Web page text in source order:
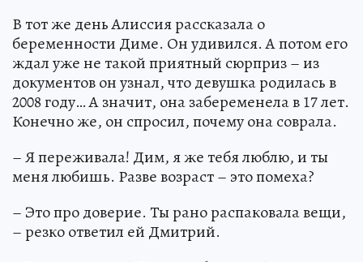
В тот же день Алиссия рассказала о
беременности Диме. Он удивился. А потом его
ждал уже не такой приятный сюрприз – из
документов он узнал, что девушка родилась в
2008 году… А значит, она забеременела в 17 лет.
Конечно же, он спросил, почему она соврала.
– Я переживала! Дим, я же тебя люблю, и ты
меня любишь. Разве возраст – это помеха?
– Это про доверие. Ты рано распаковала вещи,
– резко ответил ей Дмитрий.